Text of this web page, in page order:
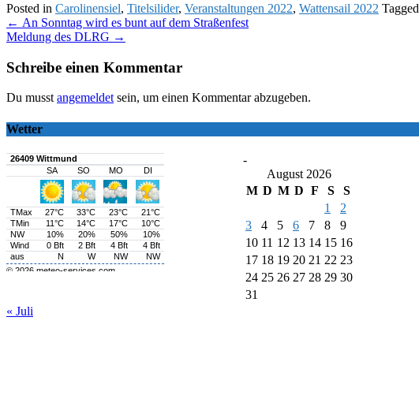
Posted in Carolinensiel, Titelsilider, Veranstaltungen 2022, Wattensail 2022 Tagged
Post
navigation
← An Sonntag wird es bunt auf dem Straßenfest
Meldung des DLRG →
Schreibe einen Kommentar
Du musst angemeldet sein, um einen Kommentar abzugeben.
Wetter
-
August 2026
M D M D F S
S
1
2
3
4 5 6 7 8
9
10 11 12 13 14 15 16
17 18 19 20 21 22 23
24 25 26 27 28 29 30
31
« Juli